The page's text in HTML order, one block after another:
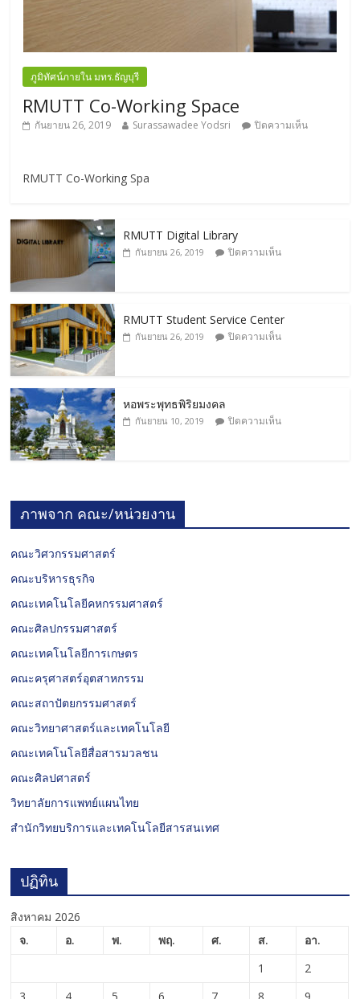
ภูมิทัศน์ภายใน มทร.ธัญบุรี
RMUTT Co-Working Space
กันยายน 26, 2019 Surassawadee Yodsri ปิดความเห็น
RMUTT Co-Working Spa
RMUTT Digital Library
กันยายน 26, 2019 ปิดความเห็น
RMUTT Student Service Center
กันยายน 26, 2019 ปิดความเห็น
หอพระพุทธพิริยมงคล
กันยายน 10, 2019 ปิดความเห็น
ภาพจาก คณะ/หน่วยงาน
คณะวิศวกรรมศาสตร์
คณะบริหารธุรกิจ
คณะเทคโนโลยีคหกรรมศาสตร์
คณะศิลปกรรมศาสตร์
คณะเทคโนโลยีการเกษตร
คณะครุศาสตร์อุตสาหกรรม
คณะสถาปัตยกรรมศาสตร์
คณะวิทยาศาสตร์และเทคโนโลยี
คณะเทคโนโลยีสื่อสารมวลชน
คณะศิลปศาสตร์
วิทยาลัยการแพทย์แผนไทย
สำนักวิทยบริการและเทคโนโลยีสารสนเทศ
ปฏิทิน
สิงหาคม 2026
จ.
อ. พ. พฤ. ศ. ส. อา.
1
2